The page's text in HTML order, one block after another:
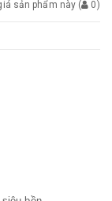
sản phẩm này ( 0)